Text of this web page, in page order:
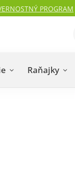
PROGRAM
Raňajky